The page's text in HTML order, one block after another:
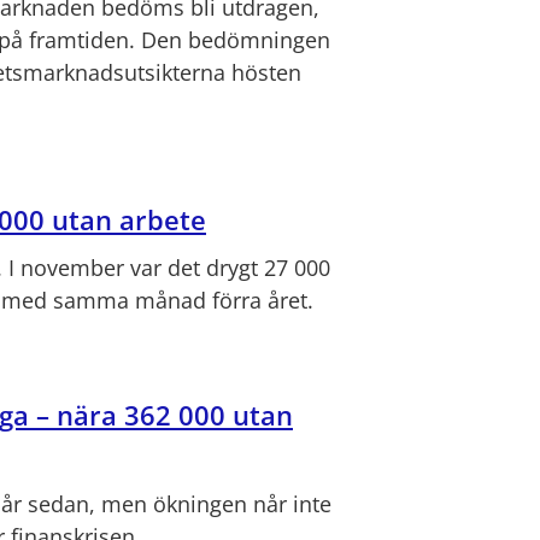
bedöms bli utdragen,
framtiden. Den bedömningen
hösten
utan arbete
november var det drygt 27 000
samma månad förra året.
– nära 362 000 utan
sedan, men ökningen når inte